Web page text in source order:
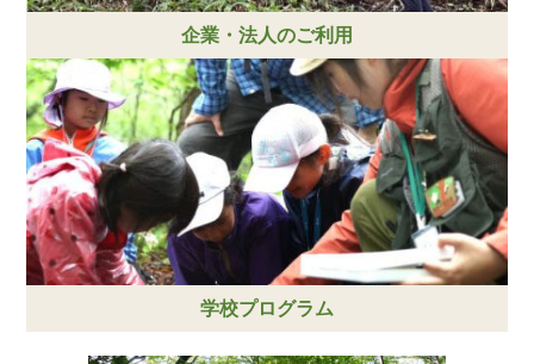
企業・法人のご利用
学校プログラム